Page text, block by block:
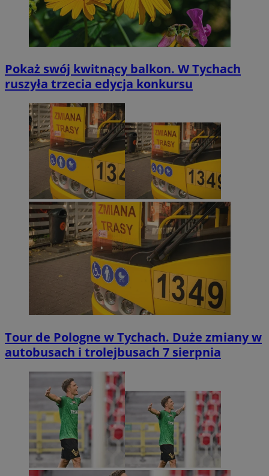
Pokaż swój kwitnący balkon. W Tychach
ruszyła trzecia edycja konkursu
Tour de Pologne w Tychach. Duże zmiany w
autobusach i trolejbusach 7 sierpnia